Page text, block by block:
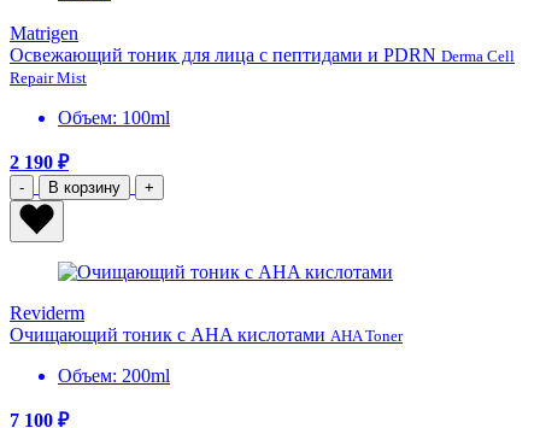
Matrigen
Освежающий тоник для лица с пептидами и PDRN Derma Cell
Repair Mist
Объем: 100ml
2 190 ₽
- В корзину +
Reviderm
Очищающий тоник с AHA кислотами AHA Toner
Объем: 200ml
7 100 ₽